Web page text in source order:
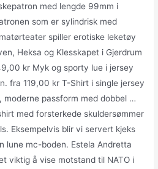
med lengde 99mm i
som er sylindrisk med
spiller erotiske leketøy
Heksa og Klesskapet i Gjerdrum
kr Myk og sporty lue i jersey
fra 119,00 kr T-Shirt i single jersey
moderne passform med dobbel …
med forsterkede skuldersømmer
Eksempelvis blir vi servert kjeks
lune mc-boden. Estela Andretta
viktig å vise motstand til NATO i